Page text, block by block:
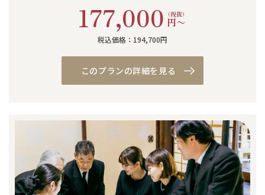
177,000 （税抜）
円〜
税込価格：194,700円
このプランの詳細を見る